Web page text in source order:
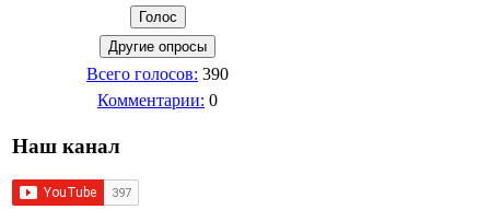
Всего голосов: 390
Комментарии: 0
Наш канал